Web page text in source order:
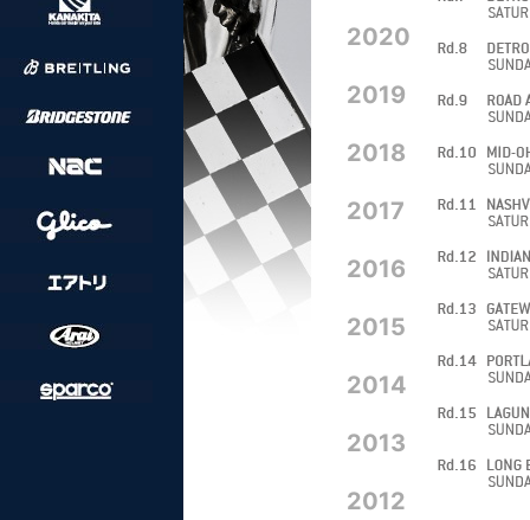
2020
2019
2018
2017
2016
2015
2014
2013
2012